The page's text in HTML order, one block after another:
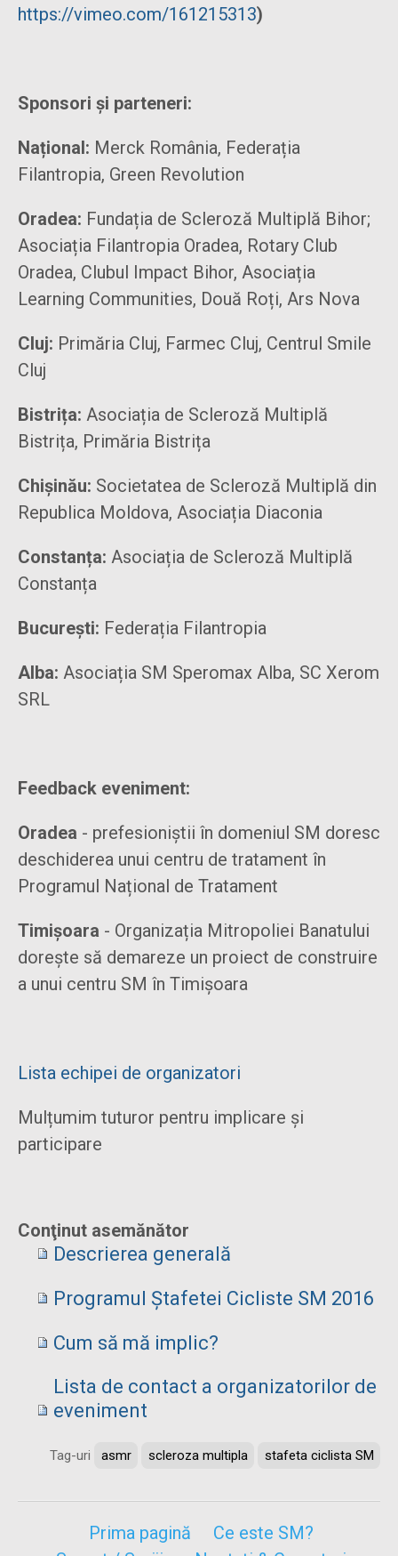
https://vimeo.com/161215313)
Sponsori și parteneri:
Național: Merck România, Federația
Filantropia, Green Revolution
Oradea: Fundația de Scleroză Multiplă Bihor;
Asociația Filantropia Oradea, Rotary Club
Oradea, Clubul Impact Bihor, Asociația
Learning Communities, Două Roți, Ars Nova
Cluj: Primăria Cluj, Farmec Cluj, Centrul Smile
Cluj
Bistrița: Asociația de Scleroză Multiplă
Bistrița, Primăria Bistrița
Chișinău: Societatea de Scleroză Multiplă din
Republica Moldova, Asociația Diaconia
Constanța: Asociația de Scleroză Multiplă
Constanța
București: Federația Filantropia
Alba: Asociația SM Speromax Alba, SC Xerom
SRL
Feedback eveniment:
Oradea - prefesioniștii în domeniul SM doresc
deschiderea unui centru de tratament în
Programul Național de Tratament
Timișoara - Organizația Mitropoliei Banatului
dorește să demareze un proiect de construire
a unui centru SM în Timișoara
Lista echipei de organizatori
Mulțumim tuturor pentru implicare și
participare
Conţinut asemănător
Descrierea generală
Programul Ștafetei Cicliste SM 2016
Cum să mă implic?
Lista de contact a organizatorilor de
eveniment
Tag-uri asmr scleroza multipla stafeta ciclista SM
Prima pagină
Ce este SM?